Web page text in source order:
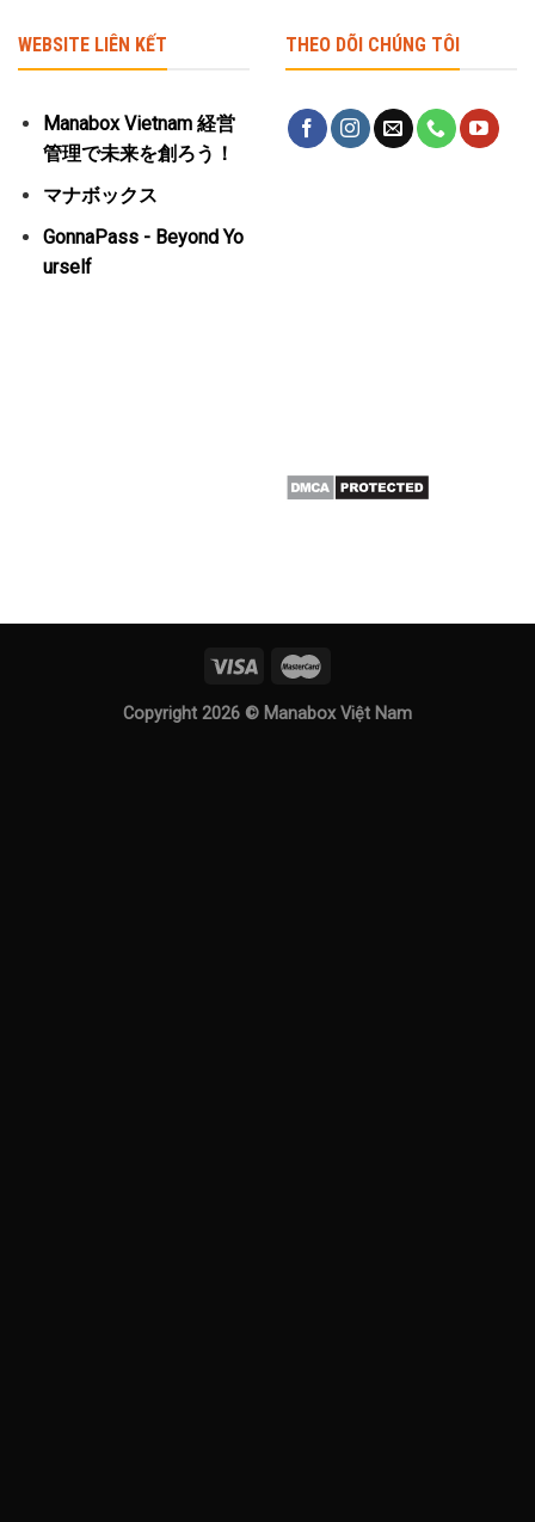
WEBSITE LIÊN KẾT
Manabox Vietnam 経営
管理で未来を創ろう！
マナボックス
GonnaPass - Beyond Yo
urself
THEO DÕI CHÚNG TÔI
Copyright 2026 © Manabox Việt Nam